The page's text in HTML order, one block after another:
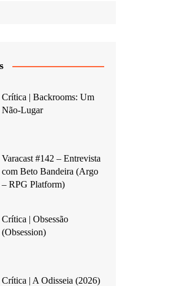
Crítica | Backrooms: Um
Não-Lugar
Varacast #142 – Entrevista
com Beto Bandeira (Argo
– RPG Platform)
Crítica | Obsessão
(Obsession)
Crítica | A Odisseia (2026)